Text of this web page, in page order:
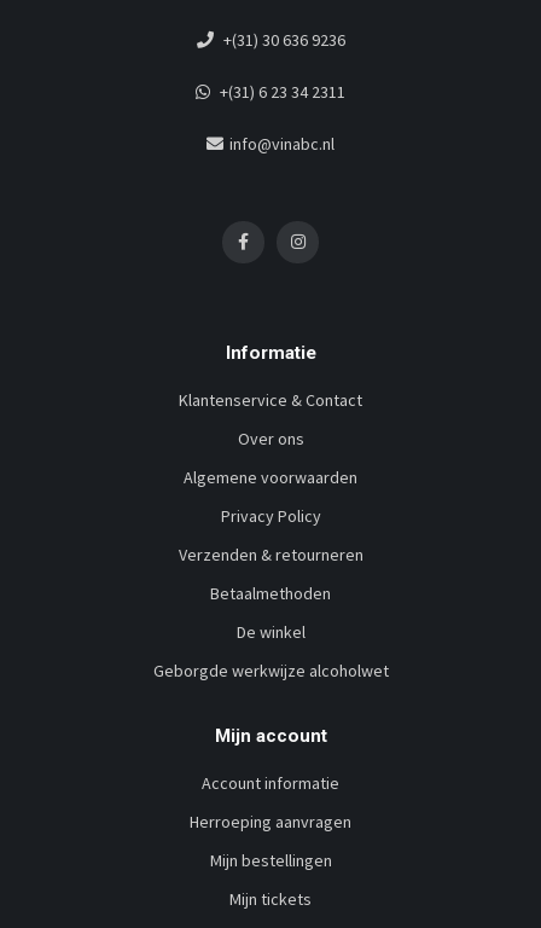
+(31) 30 636 9236
+(31) 6 23 34 2311
info@vinabc.nl
Informatie
Klantenservice & Contact
Over ons
Algemene voorwaarden
Privacy Policy
Verzenden & retourneren
Betaalmethoden
De winkel
Geborgde werkwijze alcoholwet
Mijn account
Account informatie
Herroeping aanvragen
Mijn bestellingen
Mijn tickets